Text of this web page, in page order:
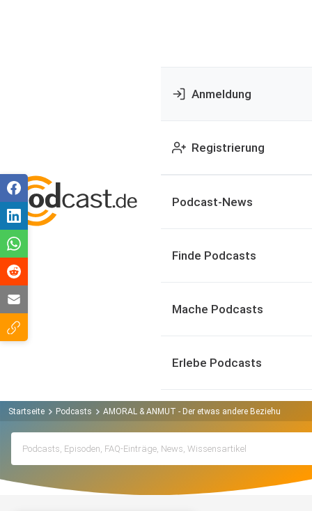
Anmeldung
Registrierung
Podcast-News
Finde Podcasts
Mache Podcasts
Erlebe Podcasts
Startseite Podcasts AMORAL & ANMUT - Der etwas andere